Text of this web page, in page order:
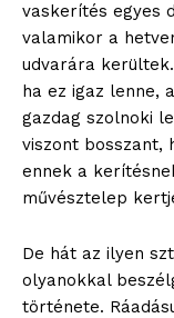
vaskerítés egyes
valamikor a
udvarára
ha ez igaz lenne,
gazdag szolnoki
viszont bosszant,
ennek a
művésztelep
De hát az ilyen
olyanokkal
története.